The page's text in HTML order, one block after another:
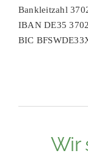
Bankleitzahl
IBAN DE35
BIC
Wir